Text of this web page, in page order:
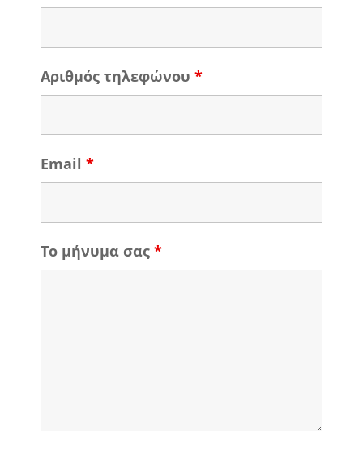
Αριθμός τηλεφώνου *
Email *
Το μήνυμα σας *